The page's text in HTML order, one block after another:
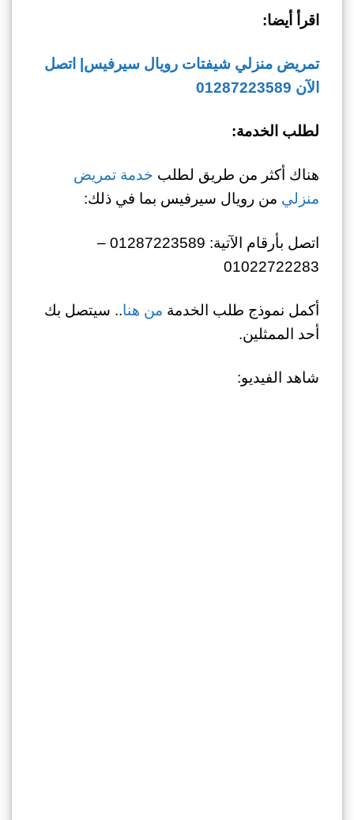
اقرأ أيضا:
تمريض منزلي شيفتات رويال سيرفيس| اتصل
الآن 01287223589
لطلب الخدمة:
هناك أكثر من طريق لطلب خدمة تمريض
منزلي من رويال سيرفيس بما في ذلك:
اتصل بأرقام الآتية: 01287223589 –
01022722283
أكمل نموذج طلب الخدمة من هنا.. سيتصل بك
أحد الممثلين.
شاهد الفيديو: